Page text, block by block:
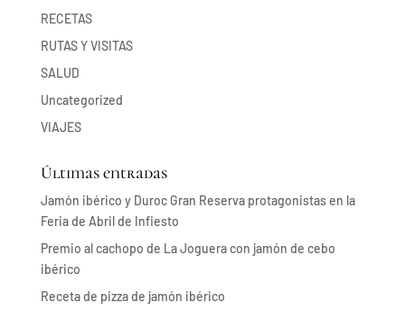
RECETAS
RUTAS Y VISITAS
SALUD
Uncategorized
VIAJES
Últimas entradas
Jamón ibérico y Duroc Gran Reserva protagonistas en la
Feria de Abril de Infiesto
Premio al cachopo de La Joguera con jamón de cebo
ibérico
Receta de pizza de jamón ibérico